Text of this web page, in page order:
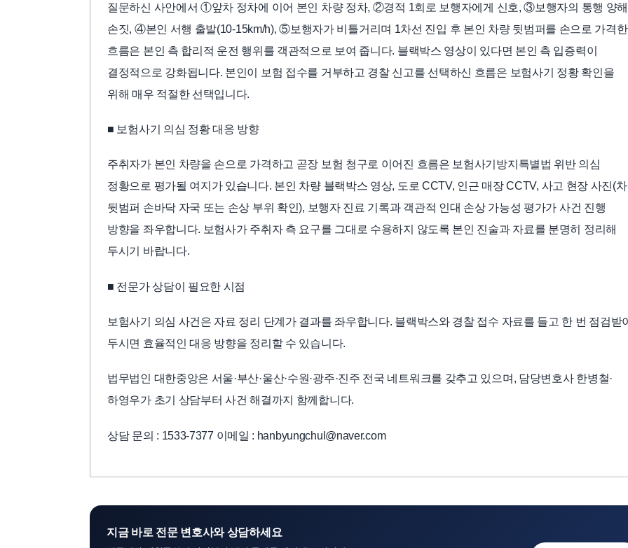
질문하신 사안에서 ①앞차 정차에 이어 본인 차량 정차, ②경적 1회로 보행자에게 신호, ③보행자의 통행 양해
손짓, ④본인 서행 출발(10-15km/h), ⑤보행자가 비틀거리며 1차선 진입 후 본인 차량 뒷범퍼를 손으로 가격한
흐름은 본인 측 합리적 운전 행위를 객관적으로 보여 줍니다. 블랙박스 영상이 있다면 본인 측 입증력이
결정적으로 강화됩니다. 본인이 보험 접수를 거부하고 경찰 신고를 선택하신 흐름은 보험사기 정황 확인을
위해 매우 적절한 선택입니다.
■ 보험사기 의심 정황 대응 방향
주취자가 본인 차량을 손으로 가격하고 곧장 보험 청구로 이어진 흐름은 보험사기방지특별법 위반 의심
정황으로 평가될 여지가 있습니다. 본인 차량 블랙박스 영상, 도로 CCTV, 인근 매장 CCTV, 사고 현장 사진(
뒷범퍼 손바닥 자국 또는 손상 부위 확인), 보행자 진료 기록과 객관적 인대 손상 가능성 평가가 사건 진행
방향을 좌우합니다. 보험사가 주취자 측 요구를 그대로 수용하지 않도록 본인 진술과 자료를 분명히 정리해
두시기 바랍니다.
■ 전문가 상담이 필요한 시점
보험사기 의심 사건은 자료 정리 단계가 결과를 좌우합니다. 블랙박스와 경찰 접수 자료를 들고 한 번 점검받
두시면 효율적인 대응 방향을 정리할 수 있습니다.
법무법인 대한중앙은 서울·부산·울산·수원·광주·진주 전국 네트워크를 갖추고 있으며, 담당변호사 한병철·
하영우가 초기 상담부터 사건 해결까지 함께합니다.
상담 문의 : 1533-7377 이메일 : hanbyungchul@naver.com
지금 바로 전문 변호사와 상담하세요